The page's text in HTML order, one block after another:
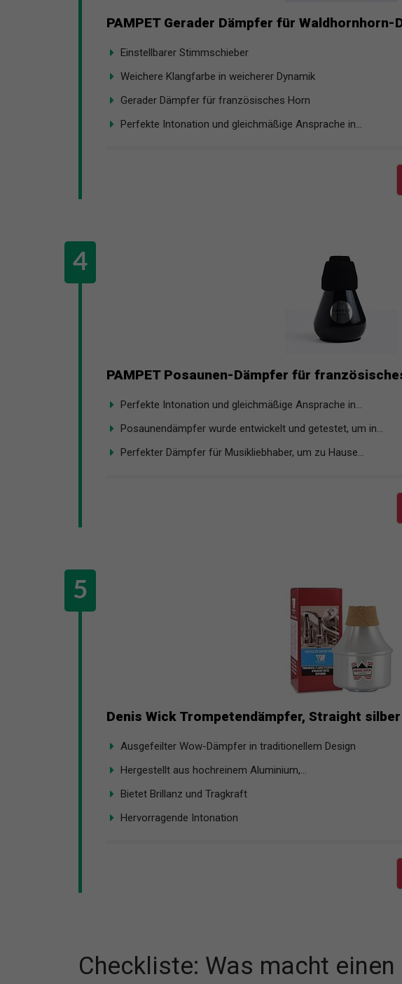
PAMPET Gerader Dämpfer für Waldhornhorn-
Einstellbarer Stimmschieber
Weichere Klangfarbe in weicherer Dynamik
Gerader Dämpfer für französisches Horn
Perfekte Intonation und gleichmäßige Ansprache in...
PAMPET Posaunen-Dämpfer für
Perfekte Intonation und gleichmäßige Ansprache in...
Posaunendämpfer wurde entwickelt und getestet, um in...
Perfekter Dämpfer für Musikliebhaber, um zu Hause...
Denis Wick Trompetendämpfer, Straight silber
Ausgefeilter Wow-Dämpfer in traditionellem Design
Hergestellt aus hochreinem Aluminium,...
Bietet Brillanz und Tragkraft
Hervorragende Intonation
Checkliste: Was macht einen